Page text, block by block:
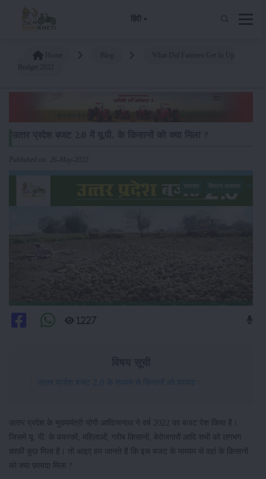
हिंदी
Published on: 26-May-2022
1227
उत्‍तर प्रदेश बजट 2.0 के माध्यम से किसानों को फ़ायदा :
उत्‍तर प्रदेश के मुख्यमंत्री योगी आदित्यनाथ ने वर्ष 2022 का बजट पेश किया है।
जिसमे यू. पी. के वयस्कों, महिलाओं, गरीब किसानों, बेरोजगारों आदि सभी को लगभग
काफ़ी कुछ मिला है। तो आइए हम जानते है कि इस बजट के माध्यम से वहां के किसानों
को क्या फ़ायदा मिला ?